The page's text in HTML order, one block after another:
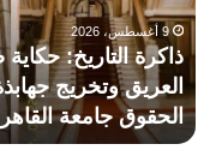
العريق
وتخريج
جهابذة
العقول
في
كلية
9 أغسطس، 2026
ذاكرة التاريخ:
العريق وتخريج
الحقوق جامعة